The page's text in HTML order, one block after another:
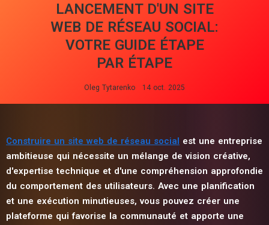
LANCEMENT D'UN SITE
WEB DE RÉSEAU SOCIAL:
VOTRE GUIDE ÉTAPE
PAR ÉTAPE
Oleg Tytarenko 14 oct. 2025
Construire un site web de réseau social est une entreprise
ambitieuse qui nécessite un mélange de vision créative,
d'expertise technique et d'une compréhension approfondie
du comportement des utilisateurs. Avec une planification
et une exécution minutieuses, vous pouvez créer une
plateforme qui favorise la communauté et apporte une